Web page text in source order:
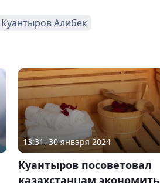
Куантыров Алибек
13:31, 30 января 2024
Куантыров посоветовал
казахстанцам экономить